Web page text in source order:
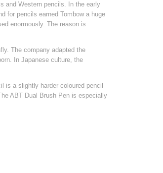
and Western pencils. In the early
for pencils earned Tombow a huge
enormously. The reason is
The company adapted the
In Japanese culture, the
is a slightly harder coloured pencil
ABT Dual Brush Pen is especially